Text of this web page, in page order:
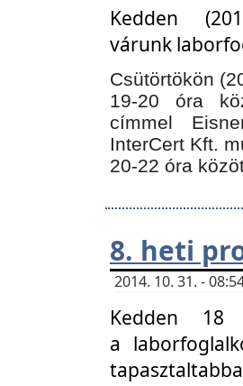
Kedden
várunk
Csütörtökön
19-20 óra
címmel
InterCert Kft.
20-22 óra
8. heti
2014. 10. 31. -
Kedden 18
a